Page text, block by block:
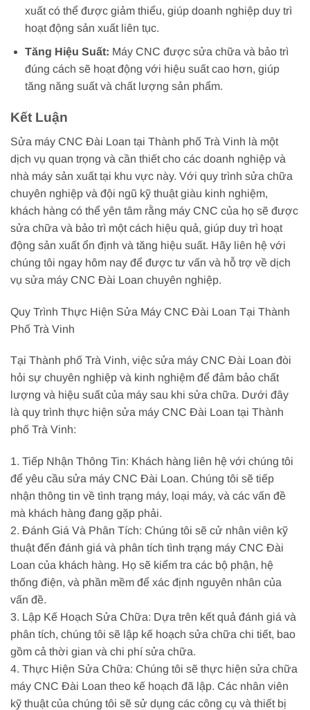
xuất có thể được giảm thiểu, giúp doanh nghiệp duy trì
hoạt động sản xuất liên tục.
Tăng Hiệu Suất: Máy CNC được sửa chữa và bảo trì
đúng cách sẽ hoạt động với hiệu suất cao hơn, giúp
tăng năng suất và chất lượng sản phẩm.
Kết Luận
Sửa máy CNC Đài Loan tại Thành phố Trà Vinh là một
dịch vụ quan trọng và cần thiết cho các doanh nghiệp và
nhà máy sản xuất tại khu vực này. Với quy trình sửa chữa
chuyên nghiệp và đội ngũ kỹ thuật giàu kinh nghiệm,
khách hàng có thể yên tâm rằng máy CNC của họ sẽ được
sửa chữa và bảo trì một cách hiệu quả, giúp duy trì hoạt
động sản xuất ổn định và tăng hiệu suất. Hãy liên hệ với
chúng tôi ngay hôm nay để được tư vấn và hỗ trợ về dịch
vụ sửa máy CNC Đài Loan chuyên nghiệp.
Quy Trình Thực Hiện Sửa Máy CNC Đài Loan Tại Thành
Phố Trà Vinh
Tại Thành phố Trà Vinh, việc sửa máy CNC Đài Loan đòi
hỏi sự chuyên nghiệp và kinh nghiệm để đảm bảo chất
lượng và hiệu suất của máy sau khi sửa chữa. Dưới đây
là quy trình thực hiện sửa máy CNC Đài Loan tại Thành
phố Trà Vinh:
1. Tiếp Nhận Thông Tin: Khách hàng liên hệ với chúng tôi
để yêu cầu sửa máy CNC Đài Loan. Chúng tôi sẽ tiếp
nhận thông tin về tình trạng máy, loại máy, và các vấn đề
mà khách hàng đang gặp phải.
2. Đánh Giá Và Phân Tích: Chúng tôi sẽ cử nhân viên kỹ
thuật đến đánh giá và phân tích tình trạng máy CNC Đài
Loan của khách hàng. Họ sẽ kiểm tra các bộ phận, hệ
thống điện, và phần mềm để xác định nguyên nhân của
vấn đề.
3. Lập Kế Hoạch Sửa Chữa: Dựa trên kết quả đánh giá và
phân tích, chúng tôi sẽ lập kế hoạch sửa chữa chi tiết, bao
gồm cả thời gian và chi phí sửa chữa.
4. Thực Hiện Sửa Chữa: Chúng tôi sẽ thực hiện sửa chữa
máy CNC Đài Loan theo kế hoạch đã lập. Các nhân viên
kỹ thuật của chúng tôi sẽ sử dụng các công cụ và thiết bị